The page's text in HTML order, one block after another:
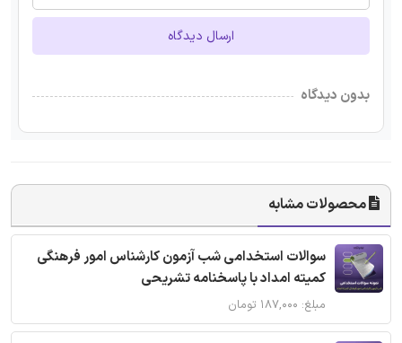
ارسال دیدگاه
بدون دیدگاه
محصولات مشابه
سوالات استخدامی شب آزمون کارشناس امور فرهنگی
کمیته امداد با پاسخنامه تشریحی
مبلغ: ۱۸۷,۰۰۰ تومان